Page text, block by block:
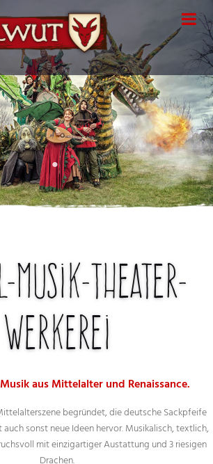
•
Musik-Theater-
Werkerei
aus Mittelalter und Renaissance.
begründet, die deutsche Sackpfeife
sonst neue Ideen hervor. Musikalisch, textlich,
mit einzigartiger Austattung und 3 riesigen
Drachen.